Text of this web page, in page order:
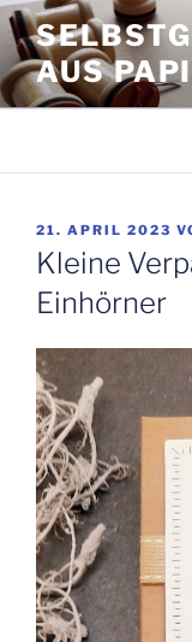
Zum
Inhalt
springen
AUS
VERÖFFENTLICHT
AM
21. APRIL 2023
Kleine
Einhörner